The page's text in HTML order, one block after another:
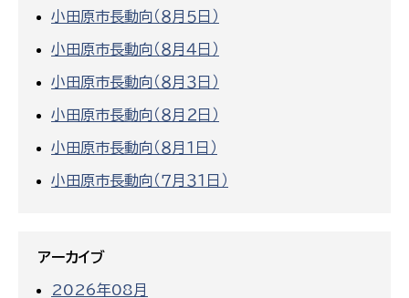
小田原市長動向（８月５日）
小田原市長動向（８月４日）
小田原市長動向（８月３日）
小田原市長動向（８月２日）
小田原市長動向（８月１日）
小田原市長動向（７月３１日）
アーカイブ
2026年08月